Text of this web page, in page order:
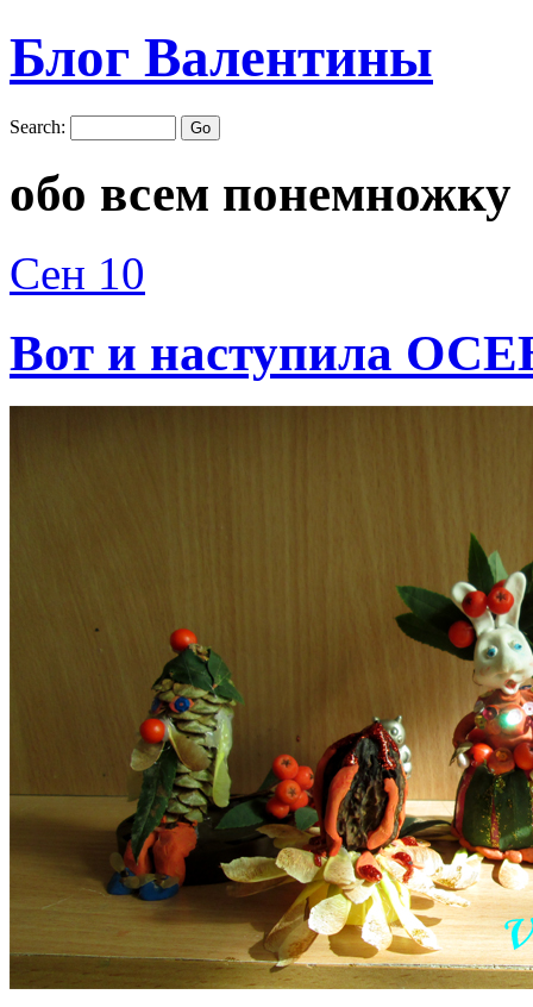
Блог Валентины
Search:
обо всем понемножку
Сен 10
Вот и наступила